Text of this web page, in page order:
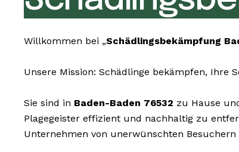
Willkommen bei „Schädlingsbekämpfung
Unsere Mission: Schädlinge bekämpfen, Ihre
Sie sind in Baden-Baden 76532 zu Hause
Plagegeister effizient und nachhaltig zu
Unternehmen von unerwünschten